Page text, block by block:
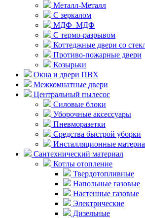
Металл-Металл
С зеркалом
МДФ–МДФ
С термо-разрывом
Коттеджные двери со
Противо-пожарные двери
Козырьки
Окна и двери ПВХ
Межкомнатные двери
Центральный пылесос
Силовые блоки
Уборочные аксессуары
Пневморазетки
Средства быстрой уборки
Инсталляционные
Сантехнический материал
Котлы отопление
Твердотопливные
Напольные газовые
Настенные газовые
Электрические
Дизельные